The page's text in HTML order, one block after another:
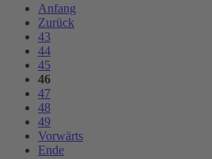
Anfang
Zurück
43
44
45
46
47
48
49
Vorwärts
Ende